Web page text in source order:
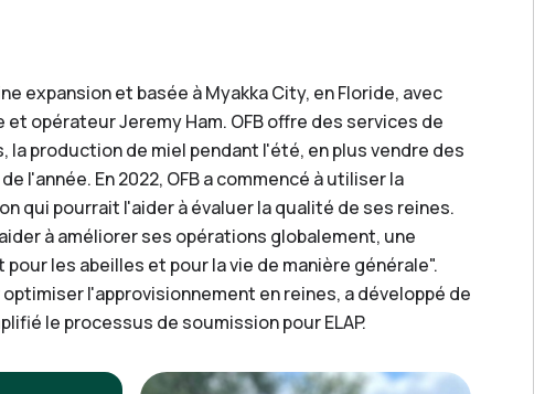
expansion et basée à Myakka City, en Floride, avec
opérateur Jeremy Ham. OFB offre des services de
production de miel pendant l'été, en plus vendre des
En 2022, OFB a commencé à utiliser la
qui pourrait l'aider à évaluer la qualité de ses reines.
à améliorer ses opérations globalement, une
les abeilles et pour la vie de manière générale".
l'approvisionnement en reines, a développé de
le processus de soumission pour ELAP.